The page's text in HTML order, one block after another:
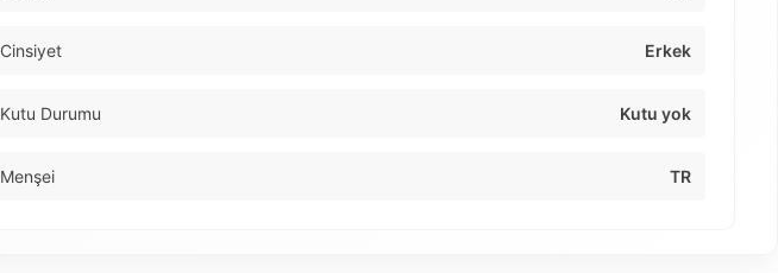
Cinsiyet Erkek
Kutu Durumu Kutu yok
Menşei TR